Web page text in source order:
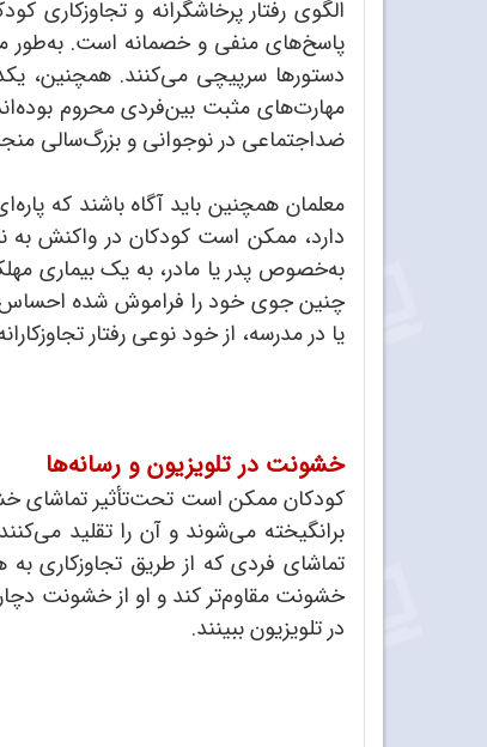
الگوی رفتار پرخاشگرانه و تجاوزکاری
پاسخ‌های منفی و خصمانه است. به‌طور
دستور‌ها سرپیچی می‌کنند. همچنین،
مهارت‌های مثبت بین‌فردی محروم
ضداجتماعی در نوجوانی و بزرگ‌سالی
معلمان همچنین باید آگاه باشند که
دارد، ممکن است کودکان در واکنش به
به‌خصوص پدر یا مادر، به یک بیماری
چنین جوی خود را فراموش‌ شده احساس
یا در مدرسه، از خود نوعی رفتار
خشونت در تلویزیون و رسانه‌ها
کودکان ممکن است تحت‌تأثیر تماشای
برانگیخته می‌شوند و آن را تقلید
تماشای فردی که از طریق
خشونت مقاوم‌تر کند و او از خشونت
در تلویزیون ببینند.